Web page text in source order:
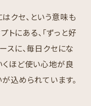
はクセ、という意味も
トにある、「ずっと好
スに、毎日クセにな
くほど使い心地が良
込められています。